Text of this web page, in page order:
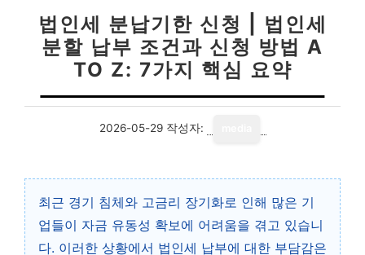
법인세 분납기한 신청 | 법인세
분할 납부 조건과 신청 방법 A
TO Z: 7가지 핵심 요약
2026-05-29 작성자:
최근 경기 침체와 고금리 장기화로 인해 많은 기
업들이 자금 유동성 확보에 어려움을 겪고 있습니
다. 이러한 상황에서 법인세 납부에 대한 부담감은